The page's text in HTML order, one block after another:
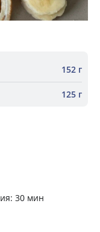
152 г
125 г
30 мин